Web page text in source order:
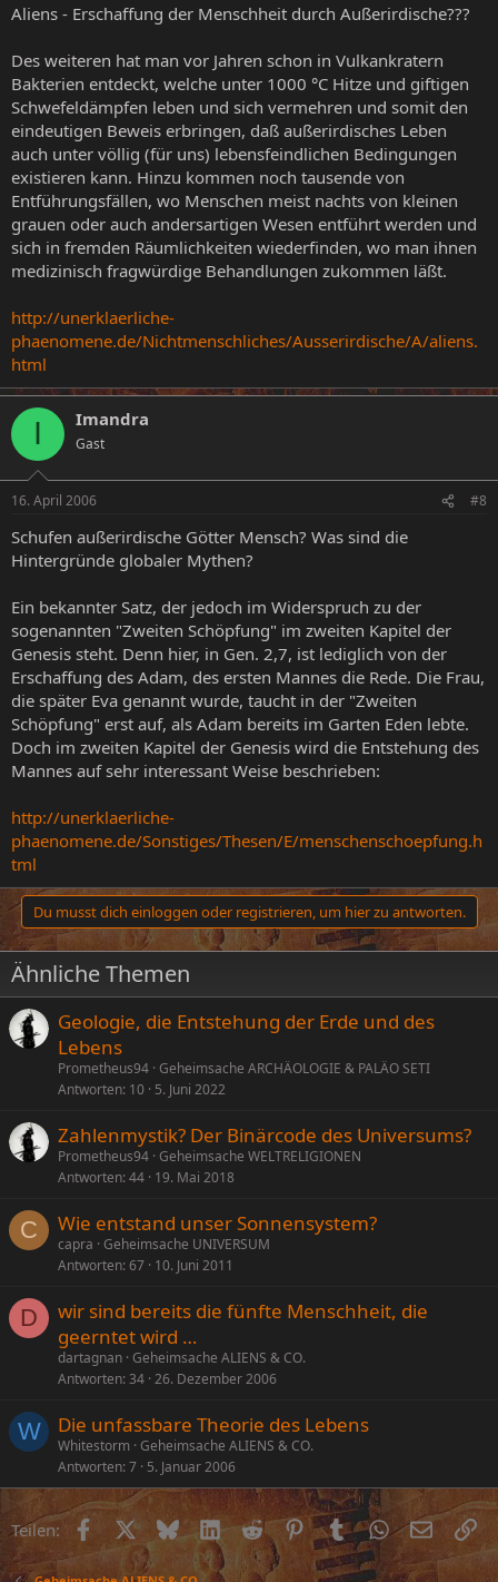
Aliens - Erschaffung der Menschheit durch Außerirdische???
Des weiteren hat man vor Jahren schon in Vulkankratern
Bakterien entdeckt, welche unter 1000 °C Hitze und giftigen
Schwefeldämpfen leben und sich vermehren und somit den
eindeutigen Beweis erbringen, daß außerirdisches Leben
auch unter völlig (für uns) lebensfeindlichen Bedingungen
existieren kann. Hinzu kommen noch tausende von
Entführungsfällen, wo Menschen meist nachts von kleinen
grauen oder auch andersartigen Wesen entführt werden und
sich in fremden Räumlichkeiten wiederfinden, wo man ihnen
medizinisch fragwürdige Behandlungen zukommen läßt.
http://unerklaerliche-
phaenomene.de/Nichtmenschliches/Ausserirdische/A/aliens.
html
I Imandra
Gast
16. April 2006 #8
Schufen außerirdische Götter Mensch? Was sind die
Hintergründe globaler Mythen?
Ein bekannter Satz, der jedoch im Widerspruch zu der
sogenannten "Zweiten Schöpfung" im zweiten Kapitel der
Genesis steht. Denn hier, in Gen. 2,7, ist lediglich von der
Erschaffung des Adam, des ersten Mannes die Rede. Die Frau,
die später Eva genannt wurde, taucht in der "Zweiten
Schöpfung" erst auf, als Adam bereits im Garten Eden lebte.
Doch im zweiten Kapitel der Genesis wird die Entstehung des
Mannes auf sehr interessant Weise beschrieben:
http://unerklaerliche-
phaenomene.de/Sonstiges/Thesen/E/menschenschoepfung.h
tml
Du musst dich einloggen oder registrieren, um hier zu antworten.
Ähnliche Themen
Geologie, die Entstehung der Erde und des
Lebens
Prometheus94 Geheimsache ARCHÄOLOGIE & PALÄO SETI
Antworten 10 5. Juni 2022
Zahlenmystik? Der Binärcode des Universums?
Prometheus94 Geheimsache WELTRELIGIONEN
Antworten 44 19. Mai 2018
C Wie entstand unser Sonnensystem?
capra
Geheimsache UNIVERSUM
Antworten 67 10. Juni 2011
D
wir sind bereits die fünfte Menschheit, die
geerntet wird …
dartagnan Geheimsache ALIENS & CO.
Antworten 34 26. Dezember 2006
W Die unfassbare Theorie des Lebens
Whitestorm Geheimsache ALIENS & CO.
Antworten 7 5. Januar 2006
Teilen: FacebookX (Twitter)
BlueskyLinkedInRedditPinterestTumblrWhatsApp
E-Mail